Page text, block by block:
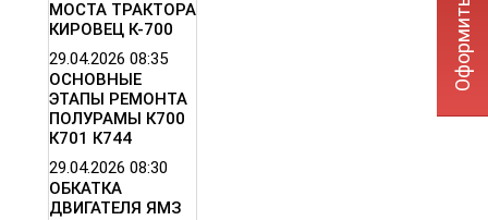
МОСТА ТРАКТОРА
КИРОВЕЦ К-700
29.04.2026 08:35
ОСНОВНЫЕ
ЭТАПЫ РЕМОНТА
ПОЛУРАМЫ К700
К701 К744
29.04.2026 08:30
ОБКАТКА
ДВИГАТЕЛЯ ЯМЗ